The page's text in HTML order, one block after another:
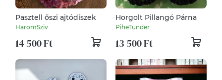
Pasztell őszi ajtódíszek
HaromSziv
14 500 Ft
Horgolt Pillangó Párna
PiheTunder
13 500 Ft